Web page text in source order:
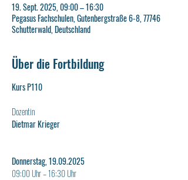
19. Sept. 2025, 09:00 – 16:30
Pegasus Fachschulen, Gutenbergstraße 6-8, 77746
Schutterwald, Deutschland
Über die Fortbildung
Kurs P110
Dozentin
Dietmar Krieger
Donnerstag, 19.09.2025
09:00 Uhr – 16:30 Uhr